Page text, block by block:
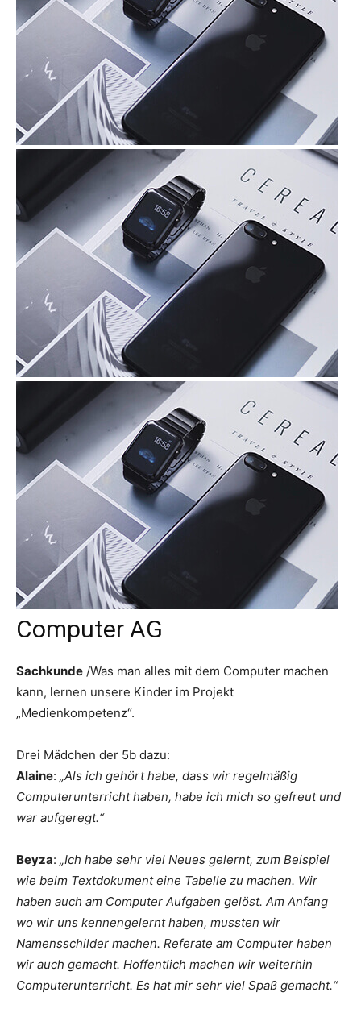
Computer AG
Sachkunde /Was man alles mit dem Computer machen
kann, lernen unsere Kinder im Projekt
„Medienkompetenz“.
Drei Mädchen der 5b dazu:
Alaine: „Als ich gehört habe, dass wir regelmäßig
Computerunterricht haben, habe ich mich so gefreut und
war aufgeregt.“
Beyza: „Ich habe sehr viel Neues gelernt, zum Beispiel
wie beim Textdokument eine Tabelle zu machen. Wir
haben auch am Computer Aufgaben gelöst. Am Anfang
wo wir uns kennengelernt haben, mussten wir
Namensschilder machen. Referate am Computer haben
wir auch gemacht. Hoffentlich machen wir weiterhin
Computerunterricht. Es hat mir sehr viel Spaß gemacht.“